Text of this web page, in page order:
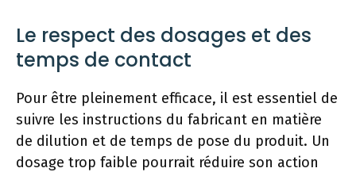
Le respect des dosages et des
temps de contact
Pour être pleinement efficace, il est essentiel de
suivre les instructions du fabricant en matière
de dilution et de temps de pose du produit. Un
dosage trop faible pourrait réduire son action